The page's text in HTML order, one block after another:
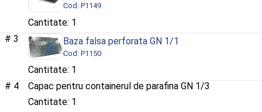
Cod: P1149
1
3
Baza falsa perforata GN 1/1
Cod: P1150
1
4
Capac pentru containerul de parafina GN 1/3
1